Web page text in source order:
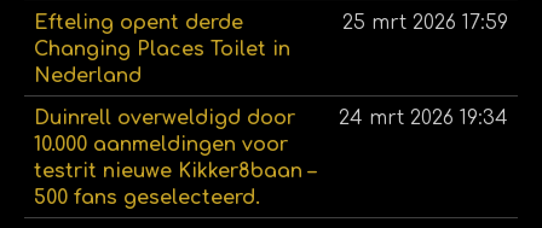
Efteling opent derde
Changing Places Toilet in
Nederland
25 mrt 2026 17:59
Duinrell overweldigd door
10.000 aanmeldingen voor
testrit nieuwe Kikker8baan –
500 fans geselecteerd.
24 mrt 2026 19:34